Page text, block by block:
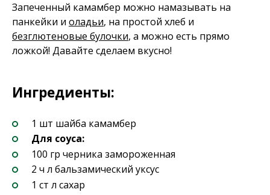
Запеченный камамбер можно намазывать на
панкейки и оладьи, на простой хлеб и
безглютеновые булочки, а можно есть прямо
ложкой! Давайте сделаем вкусно!
Ингредиенты:
1 шт шайба камамбер
Для соуса:
100 гр черника замороженная
2 ч л бальзамический уксус
1 ст л сахар